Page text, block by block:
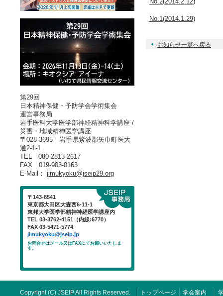
No.1(2014.1.29)
お知らせ一覧へ戻る
第29回
日本精神保健・予防学会学術集会
運営事務局
岩手医科大学医学部神経精神科学講座 /
災害・地域精神医学講座
〒028-3695 岩手県紫波郡矢巾町医大
通2-1-1
TEL 080-2813-2617
FAX 019-903-0163
E-Mail： jimukyoku@jseip29.org
〒143-8541
東京都大田区大森西6-11-1
東邦大学医学部精神神経医学講座内
TEL 03-3762-4151（内線:6770）
FAX 03-5471-5774
jimukyoku@jseip.jp
お問合せはメール又はFAXにてお願いいたしま
す。
Copyright (C) JSEIP All Rights Reserved. トップページ
学会案内